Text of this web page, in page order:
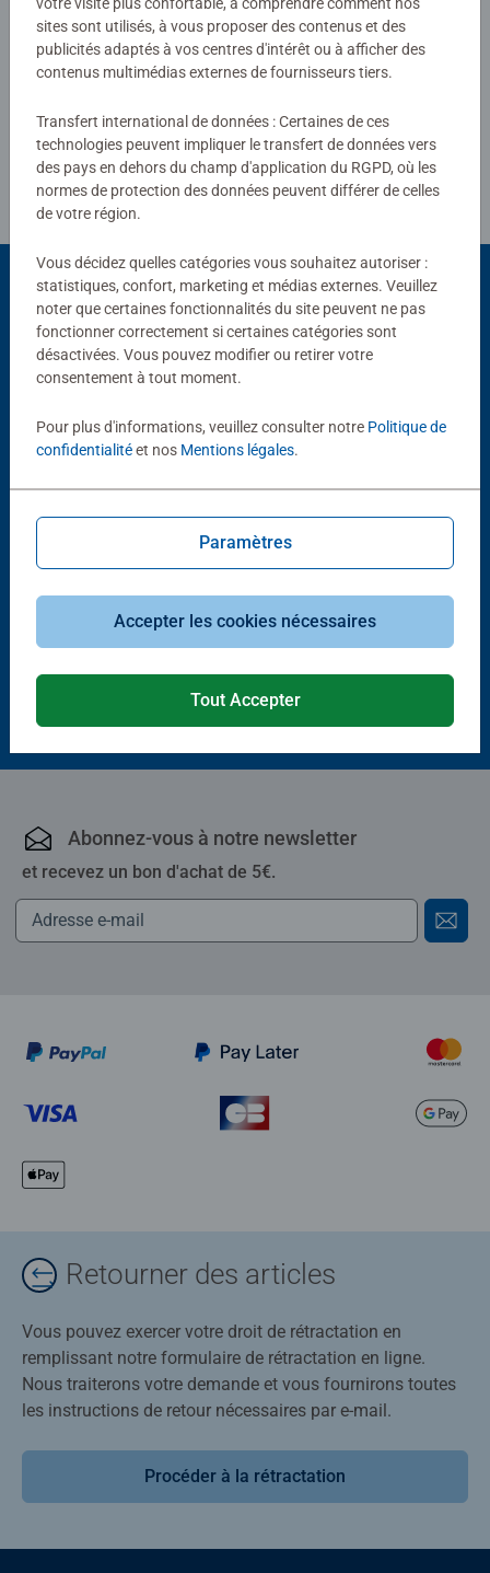
Rédiger une évaluation
Consignes d'évaluation
Choix populaires
D'autres personnes aiment aussi
Le village de champignons /
Aimee Stewart
Puzzle adulte
Abonnez-vous à notre newsletter
et recevez un bon d'achat de 5€.
Retourner des articles
Vous pouvez exercer votre droit de rétractation en
remplissant notre formulaire de rétractation en ligne.
Nous traiterons votre demande et vous fournirons toutes
les instructions de retour nécessaires par e-mail.
Procéder à la rétractation
sites sont utilisés, à vous proposer des contenus et des
publicités adaptés à vos centres d'intérêt ou à afficher des
contenus multimédias externes de fournisseurs tiers.
Transfert international de données : Certaines de ces
technologies peuvent impliquer le transfert de données vers
des pays en dehors du champ d'application du RGPD, où les
normes de protection des données peuvent différer de celles
de votre région.
Vous décidez quelles catégories vous souhaitez autoriser :
statistiques, confort, marketing et médias externes. Veuillez
noter que certaines fonctionnalités du site peuvent ne pas
fonctionner correctement si certaines catégories sont
désactivées. Vous pouvez modifier ou retirer votre
consentement à tout moment.
Pour plus d'informations, veuillez consulter notre Politique de
confidentialitéet nos Mentions légales.
Paramètres
Accepter les cookies nécessaires
Tout Accepter